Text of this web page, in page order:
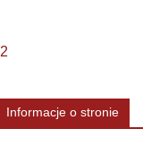
Informacje o stronie